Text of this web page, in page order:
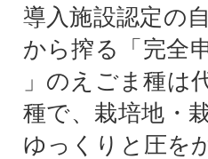
導入施設認定の
から搾る「完全
」のえごま種は
種で、栽培地・
ゆっくりと圧を